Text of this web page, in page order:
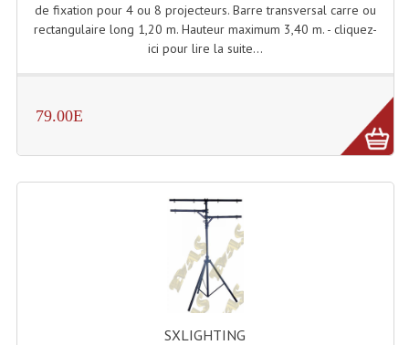
Moteurs Pavillons Pour Enceinte
Lecteurs Cd À Plats Lecteur MP3
Lecteurs Double Cd Mixage Intégrée
Lecteurs Double Cd MP3
de fixation pour 4 ou 8 projecteurs. Barre transversal carre ou
rectangulaire long 1,20 m. Hauteur maximum 3,40 m. - cliquez-
ici pour lire la suite...
79.00E
SXLIGHTING